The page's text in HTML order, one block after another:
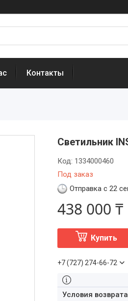
Контакты
Светильник
Под заказ
Код: 1334000460
Отправка с 22
438 000 ₸
Купить
+7 (727) 274-66-72